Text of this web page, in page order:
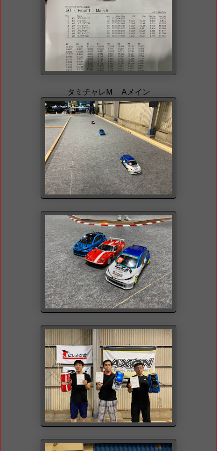
タミチャレM Aメイン